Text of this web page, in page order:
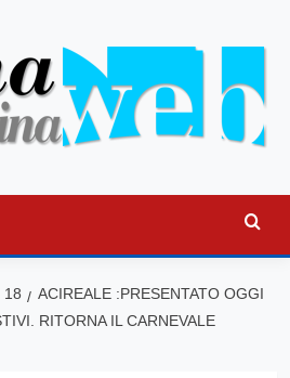
18
ACIREALE :PRESENTATO OGGI
RITORNA IL CARNEVALE